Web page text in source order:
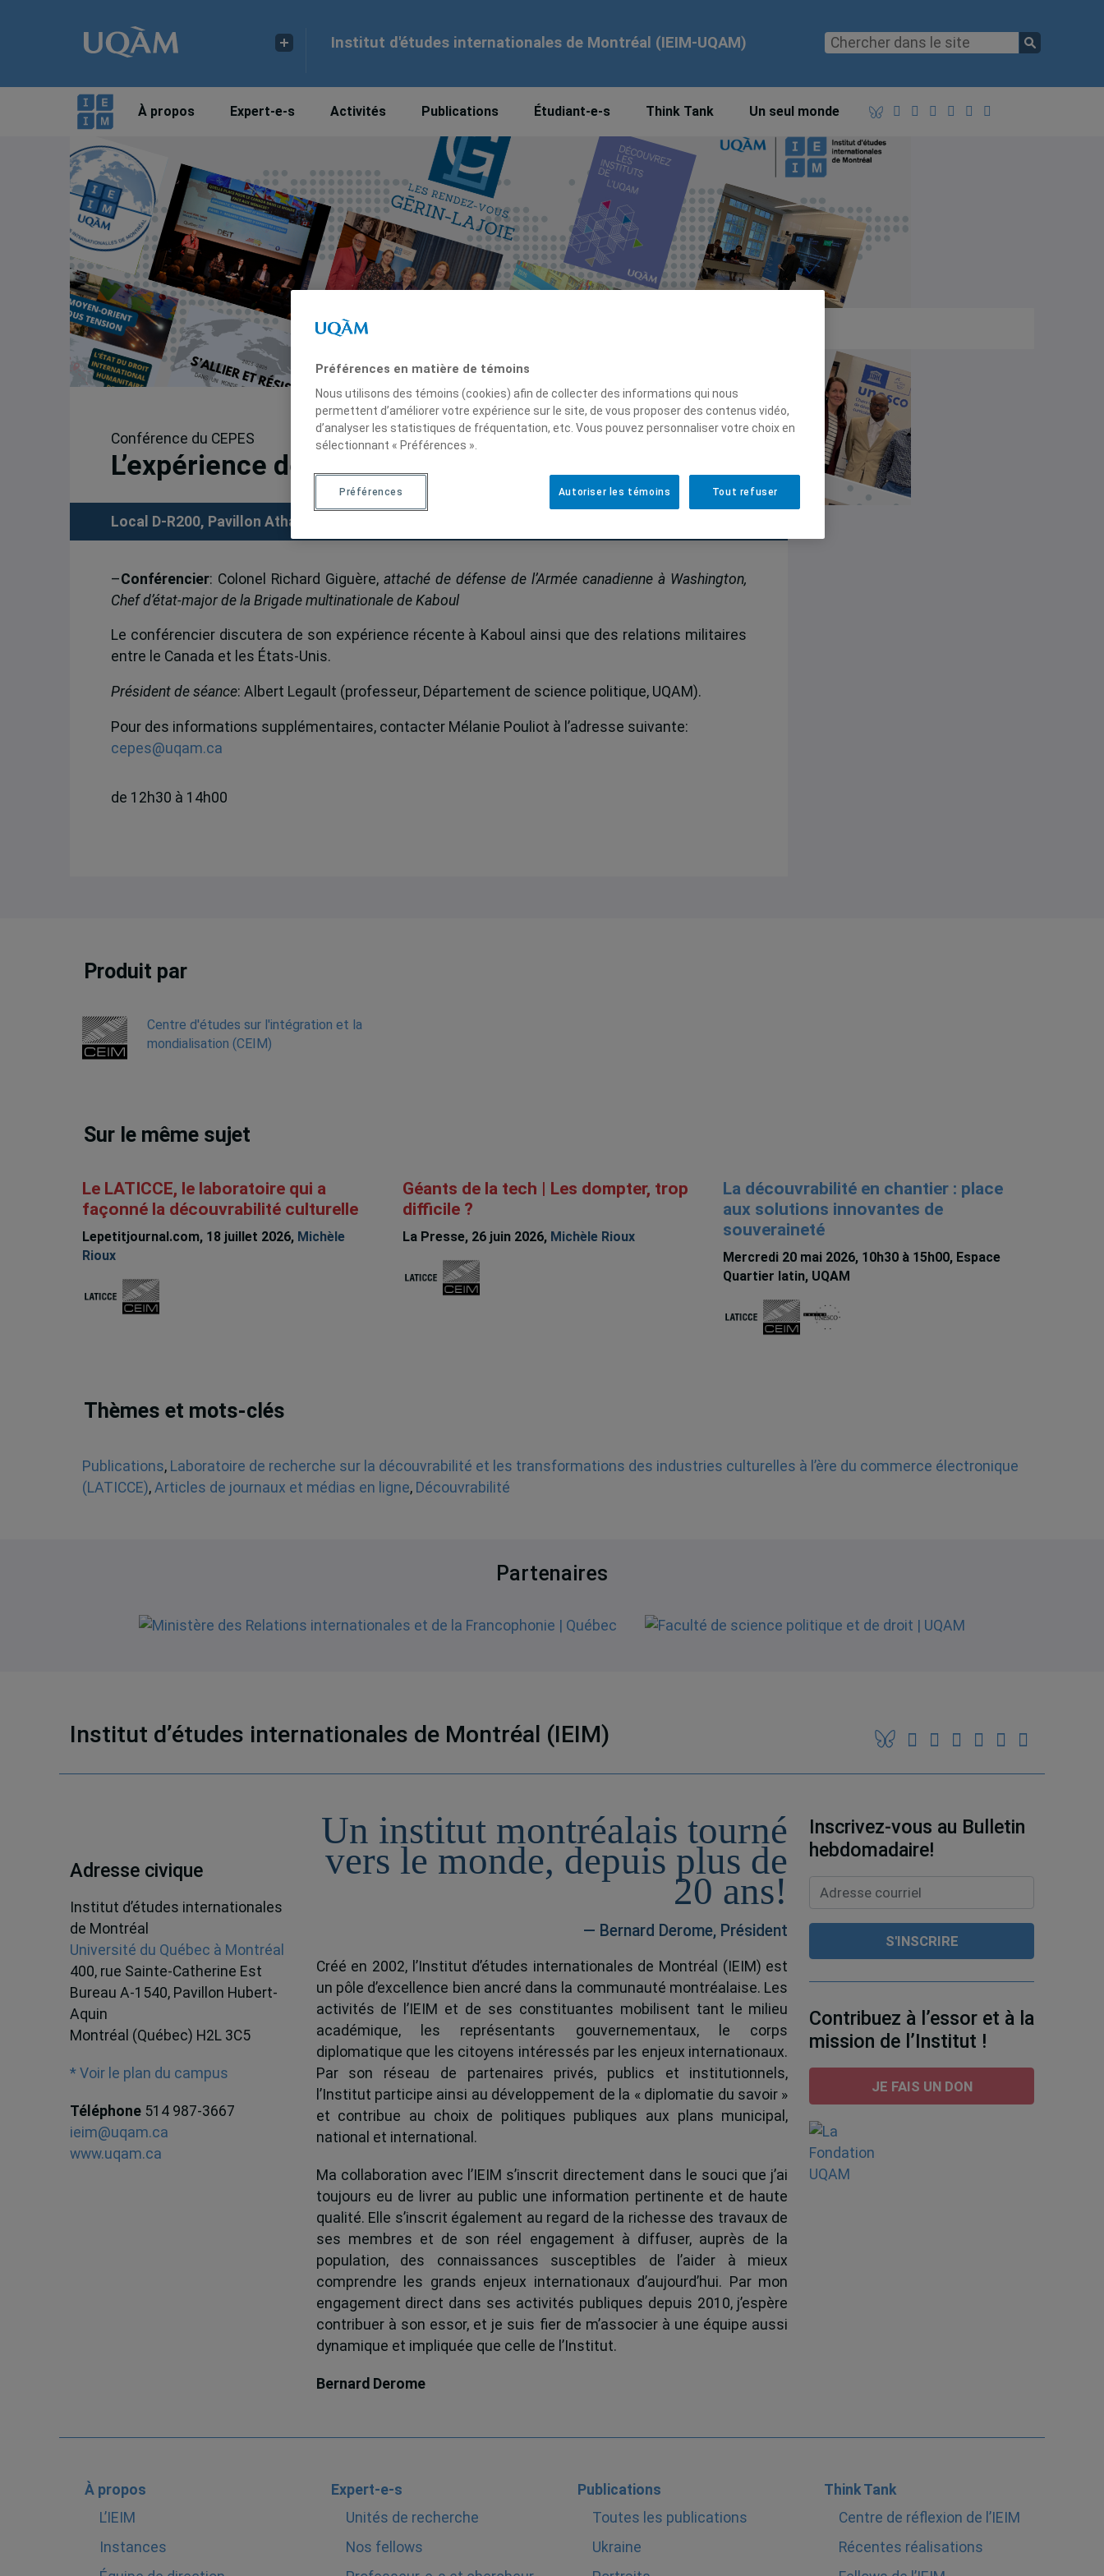
Institut d'études internationales de Montréal (IEIM-UQAM)
À propos Expert-e-s Activités Publications Étudiant-e-s Think Tank Un seul monde
Conférence du CEPES
L’expérience des forces canadiennes à Kaboul
Local D-R200, Pavillon Athanase-David, UQÀM, 22 février 2005
–Conférencier: Colonel Richard Giguère, attaché de défense de l’Armée canadienne à Washington,
Chef d’état-major de la Brigade multinationale de Kaboul
Le conférencier discutera de son expérience récente à Kaboul ainsi que des relations militaires
entre le Canada et les États-Unis.
Président de séance: Albert Legault (professeur, Département de science politique, UQAM).
Pour des informations supplémentaires, contacter Mélanie Pouliot à l’adresse suivante:
cepes@uqam.ca
de 12h30 à 14h00
Produit par
Centre d'études sur l'intégration et la
mondialisation (CEIM)
Sur le même sujet
Le LATICCE, le laboratoire qui a
façonné la découvrabilité culturelle
Lepetitjournal.com, 18 juillet 2026, Michèle
Rioux
Géants de la tech | Les dompter, trop
difficile ?
La Presse, 26 juin 2026, Michèle Rioux
La découvrabilité en chantier : place
aux solutions innovantes de
souveraineté
Mercredi 20 mai 2026, 10h30 à 15h00, Espace
Quartier latin, UQAM
Thèmes et mots-clés
Publications, Laboratoire de recherche sur la découvrabilité et les transformations des industries culturelles à l’ère du commerce électronique
(LATICCE), Articles de journaux et médias en ligne, Découvrabilité
Partenaires
Institut d’études internationales de Montréal (IEIM)
Adresse civique
Institut d’études internationales
de Montréal
Université du Québec à Montréal
400, rue Sainte-Catherine Est
Bureau A-1540, Pavillon Hubert-
Aquin
Montréal (Québec) H2L 3C5
* Voir le plan du campus
Téléphone 514 987-3667
ieim@uqam.ca
www.uqam.ca
Un institut montréalais tourné
vers le monde, depuis plus de
20 ans!
— Bernard Derome, Président
Créé en 2002, l’Institut d’études internationales de Montréal (IEIM) est
un pôle d’excellence bien ancré dans la communauté montréalaise. Les
activités de l’IEIM et de ses constituantes mobilisent tant le milieu
académique, les représentants gouvernementaux, le corps
diplomatique que les citoyens intéressés par les enjeux internationaux.
Par son réseau de partenaires privés, publics et institutionnels,
l’Institut participe ainsi au développement de la « diplomatie du savoir »
et contribue au choix de politiques publiques aux plans municipal,
national et international.
Ma collaboration avec l’IEIM s’inscrit directement dans le souci que j’ai
toujours eu de livrer au public une information pertinente et de haute
qualité. Elle s’inscrit également au regard de la richesse des travaux de
ses membres et de son réel engagement à diffuser, auprès de la
population, des connaissances susceptibles de l’aider à mieux
comprendre les grands enjeux internationaux d’aujourd’hui. Par mon
engagement direct dans ses activités publiques depuis 2010, j’espère
contribuer à son essor, et je suis fier de m’associer à une équipe aussi
dynamique et impliquée que celle de l’Institut.
Bernard Derome
Inscrivez-vous au Bulletin
hebdomadaire!
Contribuez à l’essor et à la
mission de l’Institut !
JE FAIS UN DON
À propos
L’IEIM
Instances
Expert-e-s
Unités de recherche
Nos fellows
Publications
Toutes les publications
Ukraine
Think Tank
Centre de réflexion de l’IEIM
Récentes réalisations
Préférences en matière de témoins
Nous utilisons des témoins (cookies) afin de collecter des informations qui nous
permettent d’améliorer votre expérience sur le site, de vous proposer des contenus vidéo,
d’analyser les statistiques de fréquentation, etc. Vous pouvez personnaliser votre choix en
sélectionnant « Préférences ».
Tout refuser
Autoriser les témoins
Préférences